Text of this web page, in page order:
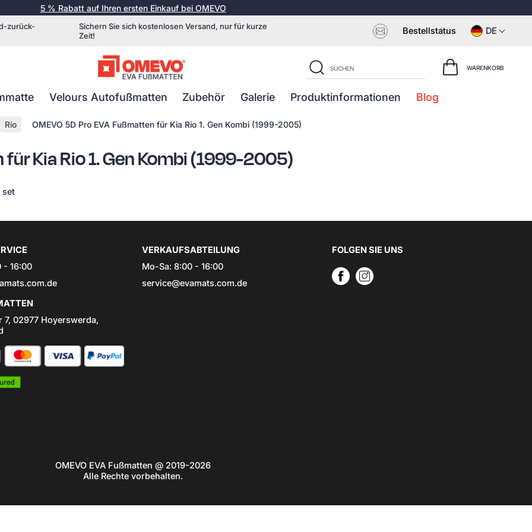
5 % Rabatt auf Ihren ersten Einkauf bei OMEVO
zurück-
Sichern Sie sich kostenlosen Versand, nur für kurze
Zeit!
Bestellstatus DE
WARENKORB
Velours Autofußmatten Zubehör Galerie Produktinformationen Blog
Rio OMEVO 5D Pro EVA Fußmatten für Kia Rio 1. Gen Kombi (1999-2005)
Kia Rio 1. Gen Kombi (1999-2005)
set
- 16:00
7, 02977 Hoyerswerda,
VERKAUFSABTEILUNG
Mo-Sa: 8:00 - 16:00
service@evamats.com.de
FOLGEN SIE UNS
OMEVO EVA Fußmatten @ 2019-2026
Alle Rechte vorbehalten.